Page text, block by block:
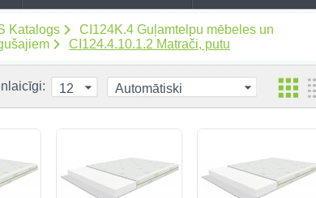
Katalogs
CI124K.4 Guļamtelpu mēbeles un
CI124.4.10.1.2 Matrači, putu
12 Automātiski